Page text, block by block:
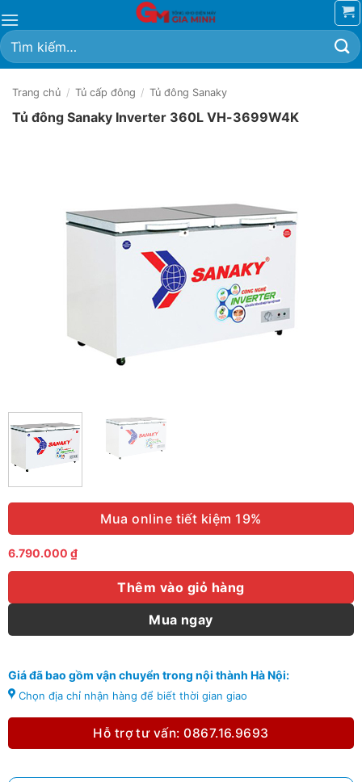
qua
nội
dung
Tìm
kiếm:
Trang chủ / Tủ cấp đông / Tủ đông Sanaky
Tủ đông Sanaky Inverter 360L VH-3699W4K
Mua online tiết kiệm 19%
6.790.000 ₫
Thêm vào giỏ hàng
Mua ngay
Giá đã bao gồm vận chuyển trong nội thành Hà Nội:
Chọn địa chỉ nhận hàng để biết thời gian giao
Hỗ trợ tư vấn: 0867.16.9693